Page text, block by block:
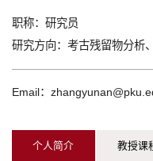
职称： 研究员
研究方向： 考古残留物分析
Email：
个人简介 教授课